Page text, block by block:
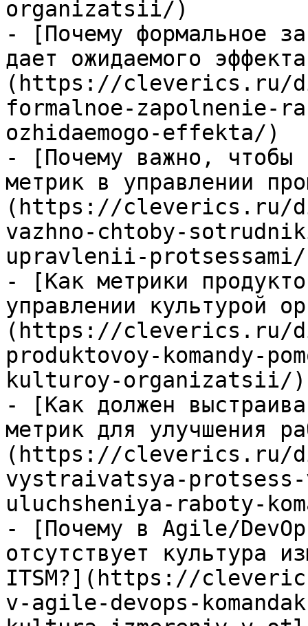
organizatsii/)
- [Почему формальное
дает ожидаемого
(https://cleverics.ru/
formalnoe-zapolnenie-
ozhidaemogo-effekta/)
- [Почему важно, чтобы
метрик в управлении
(https://cleverics.ru/
vazhno-chtoby-
upravlenii-
- [Как метрики
управлении культурой
(https://cleverics.ru/
produktovoy-komandy-
kulturoy-organizatsii/)
- [Как должен
метрик для улучшения
(https://cleverics.ru/
vystraivatsya-
uluchsheniya-raboty-
- [Почему в Agile/
отсутствует культура
ITSM?](https://
v-agile-devops-